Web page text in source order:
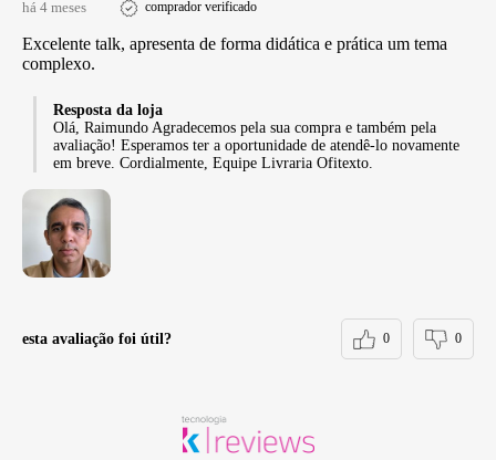
há 4 meses comprador verificado
Excelente talk, apresenta de forma didática e prática um tema
complexo.
Resposta da loja
Olá, Raimundo Agradecemos pela sua compra e também pela
avaliação! Esperamos ter a oportunidade de atendê-lo novamente
em breve. Cordialmente, Equipe Livraria Ofitexto.
esta avaliação foi útil? 0 0